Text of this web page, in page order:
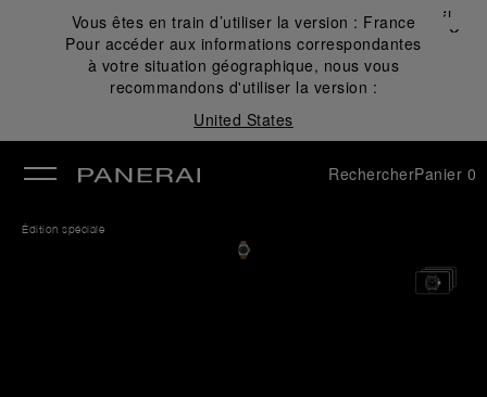
Vous êtes en train d’utiliser la version : France
Pour accéder aux informations correspondantes
à votre situation géographique, nous vous
recommandons d'utiliser la version :
United States
Fermer
✕
RechercherPanier 0
Édition spéciale